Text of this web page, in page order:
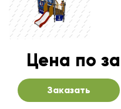
Цена по
Заказать